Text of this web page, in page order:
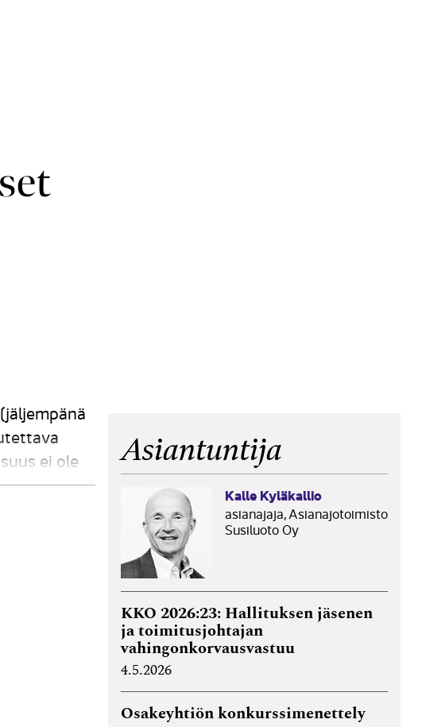
ei ole
Asiantuntija
Kalle Kyläkallio
asianajaja, Asianajotoimisto
Susiluoto Oy
KKO 2026:23: Hallituksen jäsenen
ja toimitusjohtajan
vahingonkorvausvastuu
4.5.2026
Osakeyhtiön konkurssimenettely